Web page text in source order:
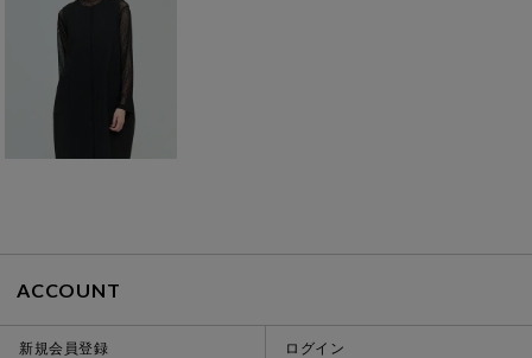
ACCOUNT
新規会員登録 ログイン